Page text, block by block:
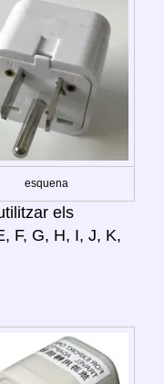
esquena
els
F, G, H, I, J, K,